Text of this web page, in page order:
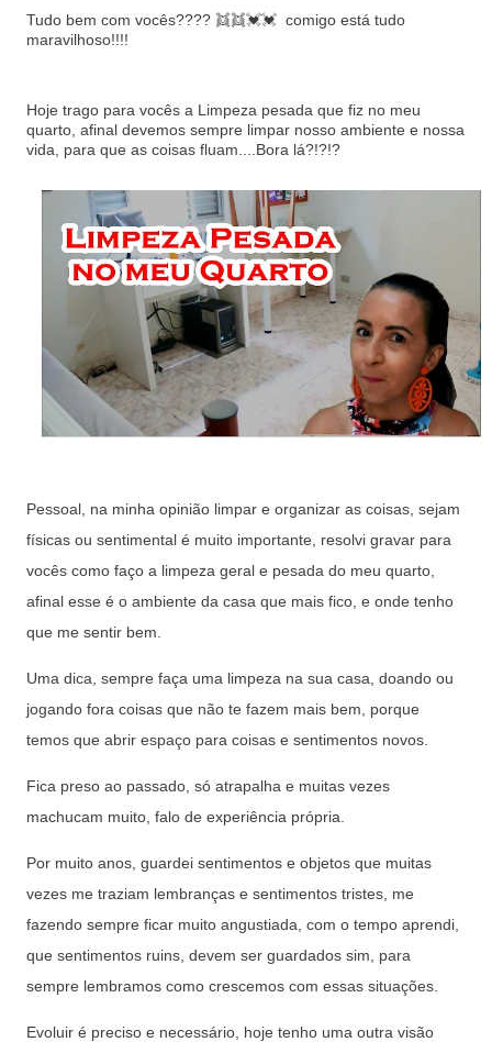
Tudo bem com vocês???? 👯👯💓💓 comigo está tudo
maravilhoso!!!!
Hoje trago para vocês a Limpeza pesada que fiz no meu
quarto, afinal devemos sempre limpar nosso ambiente e nossa
vida, para que as coisas fluam....Bora lá?!?!?
Pessoal, na minha opinião limpar e organizar as coisas, sejam
físicas ou sentimental é muito importante, resolvi gravar para
vocês como faço a limpeza geral e pesada do meu quarto,
afinal esse é o ambiente da casa que mais fico, e onde tenho
que me sentir bem.
Uma dica, sempre faça uma limpeza na sua casa, doando ou
jogando fora coisas que não te fazem mais bem, porque
temos que abrir espaço para coisas e sentimentos novos.
Fica preso ao passado, só atrapalha e muitas vezes
machucam muito, falo de experiência própria.
Por muito anos, guardei sentimentos e objetos que muitas
vezes me traziam lembranças e sentimentos tristes, me
fazendo sempre ficar muito angustiada, com o tempo aprendi,
que sentimentos ruins, devem ser guardados sim, para
sempre lembramos como crescemos com essas situações.
Evoluir é preciso e necessário, hoje tenho uma outra visão